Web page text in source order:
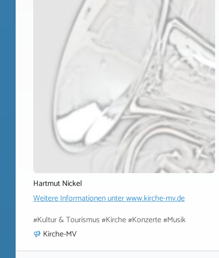
Hartmut Nickel
Weitere Informationen unterwww.kirche-mv.de
#Kultur & Tourismus #Kirche #Konzerte #Musik
Kirche-MV